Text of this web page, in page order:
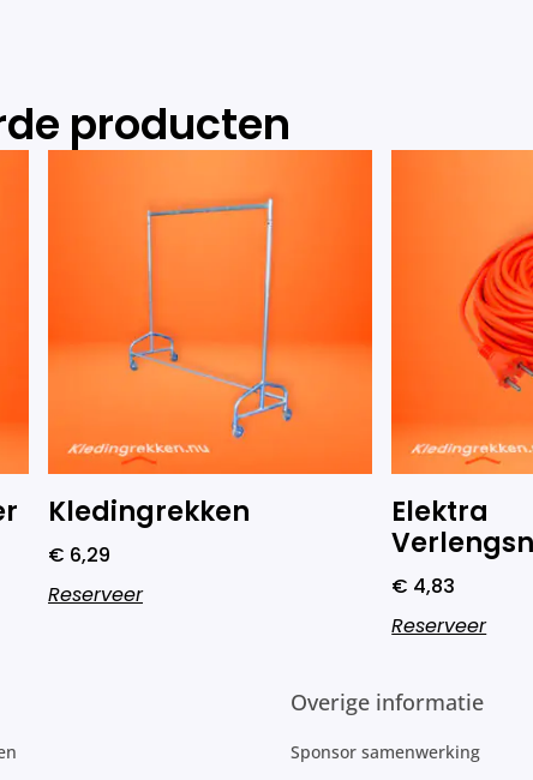
producten
Kledingrekken
€ 6,29
Reserveer
Elektra
€ 4,83
Reserveer
Overige informatie
Sponsor samenwerking